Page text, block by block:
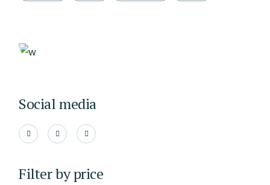
Social media
Filter by price